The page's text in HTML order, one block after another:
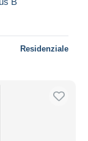
Residenziale